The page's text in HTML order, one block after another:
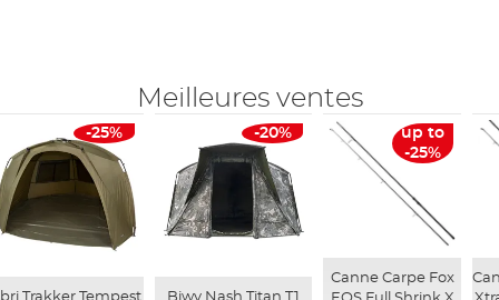
Meilleures ventes
-25% -20%
up to
-25%
Canne Carpe Fox